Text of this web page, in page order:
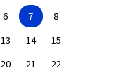
6 7
8
13 14
15
20 21
22